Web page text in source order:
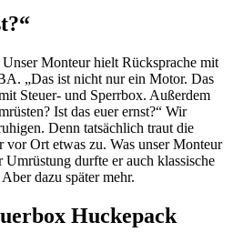
Monteur hielt Rücksprache mit
„Das ist nicht nur ein Motor. Das
Steuer- und Sperrbox. Außerdem
Ist das euer ernst?“ Wir
Denn tatsächlich traut die
Ort etwas zu. Was unser Monteur
durfte er auch klassische
dazu später mehr.
Huckepack